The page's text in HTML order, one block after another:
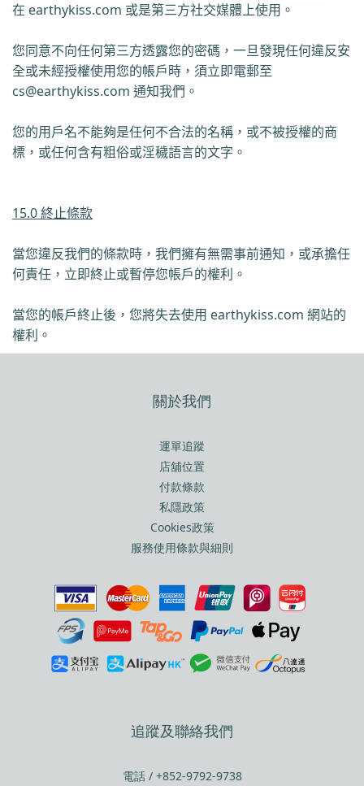
在 earthykiss.com 或是第三方社交媒體上使用。
您同意不向任何第三方透露您的密碼，一旦發現任何違反安
全或未經授權使用您的帳戶時，須立即電郵至
cs@earthykiss.com 通知我們。
您的用戶名不能夠是任何不合法的名稱，或不被授權的商
標，或任何含有粗俗或淫穢語言的文字。
15.0 終止條款
當您違反我們的條款時，我們擁有無需事前通知，或承擔任
何責任，立即終止或暫停您帳戶的權利。
當您的帳戶終止後，您將失去使用 earthykiss.com 網站的
權利。
關於我們
運單追蹤
店舖位置
付款條款
私隱政策
Cookies政策
服務使用條款與細則
追蹤及聯絡我們
電話 / +852-9792-9738